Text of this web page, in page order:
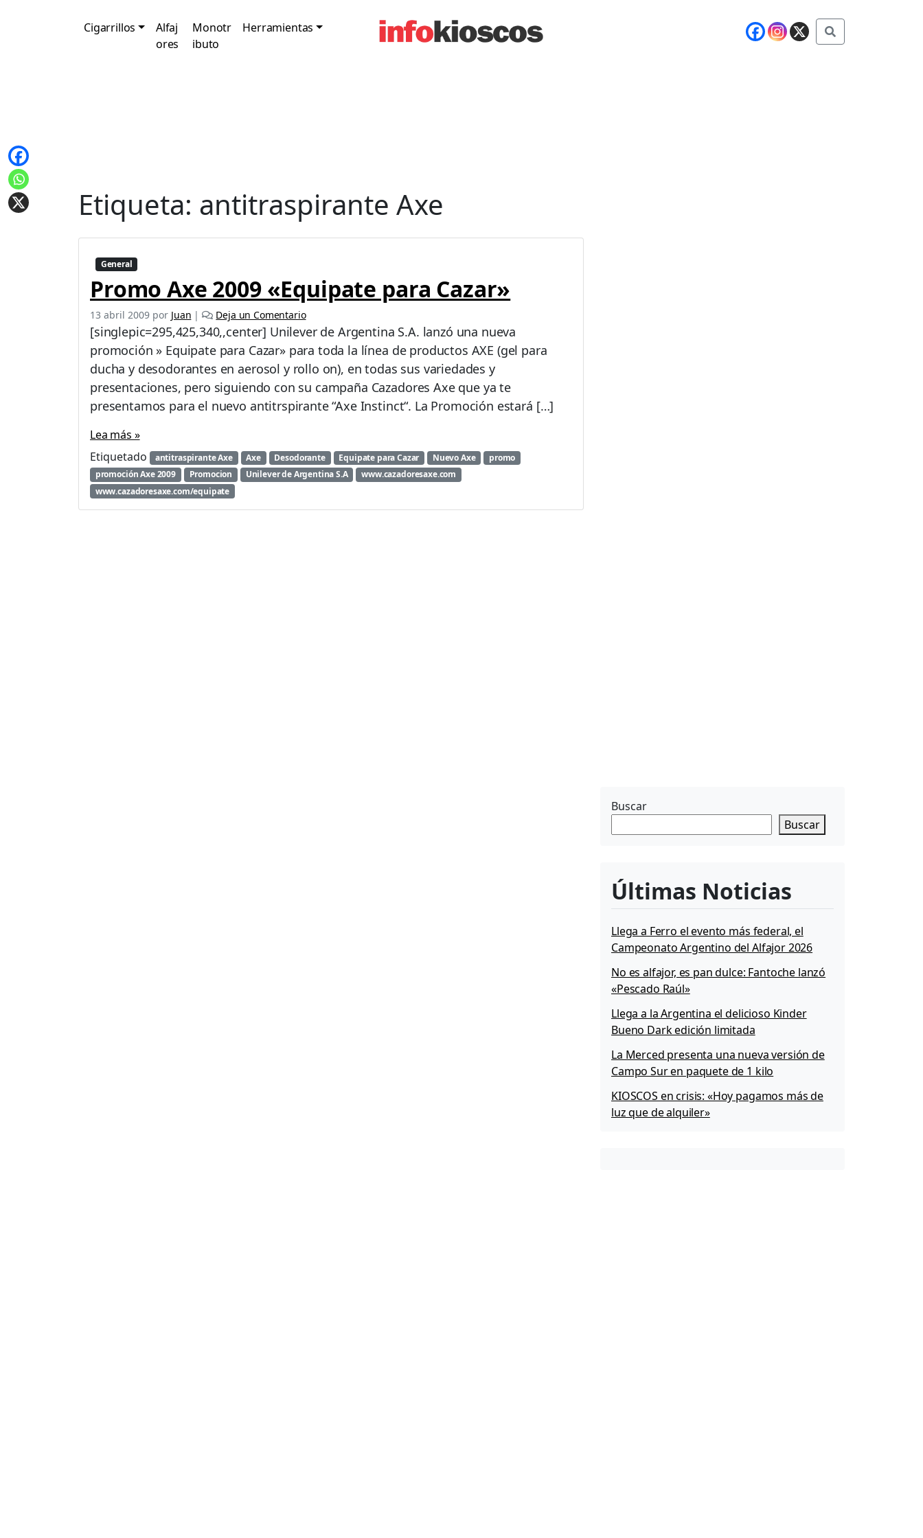
Cigarrillos
Alfaj
ores
Monotr
ibuto
Herramientas
Etiqueta: antitraspirante Axe
General
Promo Axe 2009 «Equipate para Cazar»
13 abril 2009 por Juan | Deja un Comentario
[singlepic=295,425,340,,center] Unilever de Argentina S.A. lanzó una nueva
promoción » Equipate para Cazar» para toda la línea de productos AXE (gel para
ducha y desodorantes en aerosol y rollo on), en todas sus variedades y
presentaciones, pero siguiendo con su campaña Cazadores Axe que ya te
presentamos para el nuevo antitrspirante “Axe Instinct“. La Promoción estará […]
Lea más »
Etiquetado
antitraspirante Axe Axe Desodorante Equipate para Cazar Nuevo Axe
promo
promoción Axe 2009
Promocion Unilever de Argentina S.A
www.cazadoresaxe.com
www.cazadoresaxe.com/equipate
Buscar
Buscar
Últimas Noticias
Llega a Ferro el evento más federal, el
Campeonato Argentino del Alfajor 2026
No es alfajor, es pan dulce: Fantoche lanzó
«Pescado Raúl»
Llega a la Argentina el delicioso Kinder
Bueno Dark edición limitada
La Merced presenta una nueva versión de
Campo Sur en paquete de 1 kilo
KIOSCOS en crisis: «Hoy pagamos más de
luz que de alquiler»